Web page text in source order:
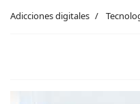
Adicciones digitales